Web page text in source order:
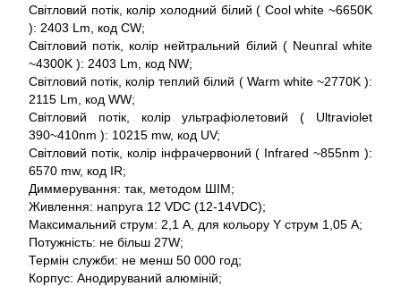
Світловий потік, колір холодний білий ( Cool white ~6650K
): 2403 Lm, код CW;
Світловий потік, колір нейтральний білий ( Neunral white
~4300K ): 2403 Lm, код NW;
Світловий потік, колір теплий білий ( Warm white ~2770K ):
2115 Lm, код WW;
Світловий потік, колір ультрафіолетовий ( Ultraviolet
390~410nm ): 10215 mw, код UV;
Світловий потік, колір інфрачервоний ( Infrared ~855nm ):
6570 mw, код IR;
Диммерування: так, методом ШІМ;
Живлення: напруга 12 VDC (12-14VDC);
Максимальний струм: 2,1 А, для кольору Y струм 1,05 А;
Потужність: не більш 27W;
Термін служби: не менш 50 000 год;
Корпус: Анодируваний алюміній;